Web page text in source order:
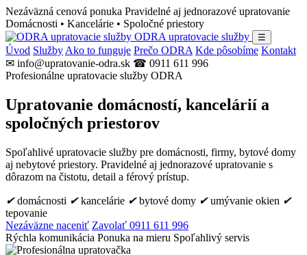
Nezáväzná cenová ponuka Pravidelné aj jednorazové upratovanie
Domácnosti • Kancelárie • Spoločné priestory
ODRA upratovacie služby
☰
Úvod Služby Ako to funguje Prečo ODRA Kde pôsobíme Kontakt
✉ info@upratovanie-odra.sk ☎ 0911 611 996
Profesionálne upratovacie služby ODRA
Upratovanie domácností, kancelárií a
spoločných priestorov
Spoľahlivé upratovacie služby pre domácnosti, firmy, bytové domy
aj nebytové priestory. Pravidelné aj jednorazové upratovanie s
dôrazom na čistotu, detail a férový prístup.
✔domácnosti ✔kancelárie ✔bytové domy ✔umývanie okien ✔
tepovanie
Nezáväzne naceniť Zavolať 0911 611 996
Rýchla komunikácia Ponuka na mieru Spoľahlivý servis